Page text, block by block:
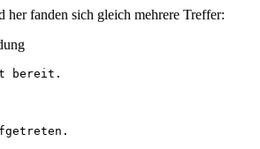
her fanden sich gleich mehrere Treffer:
bereit.